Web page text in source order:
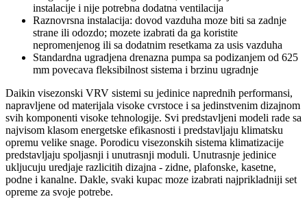
instalacije i nije potrebna dodatna ventilacija
Raznovrsna instalacija: dovod vazduha moze biti sa zadnje
strane ili odozdo; mozete izabrati da ga koristite
nepromenjenog ili sa dodatnim resetkama za usis vazduha
Standardna ugradjena drenazna pumpa sa podizanjem od 625
mm povecava fleksibilnost sistema i brzinu ugradnje
Daikin visezonski VRV sistemi su jedinice naprednih performansi,
napravljene od materijala visoke cvrstoce i sa jedinstvenim dizajnom
svih komponenti visoke tehnologije. Svi predstavljeni modeli rade sa
najvisom klasom energetske efikasnosti i predstavljaju klimatsku
opremu velike snage. Porodicu visezonskih sistema klimatizacije
predstavljaju spoljasnji i unutrasnji moduli. Unutrasnje jedinice
ukljucuju uredjaje razlicitih dizajna - zidne, plafonske, kasetne,
podne i kanalne. Dakle, svaki kupac moze izabrati najprikladniji set
opreme za svoje potrebe.